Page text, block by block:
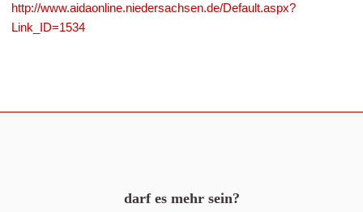
http://www.aidaonline.niedersachsen.de/Default.aspx?
Link_ID=1534
darf es mehr sein?